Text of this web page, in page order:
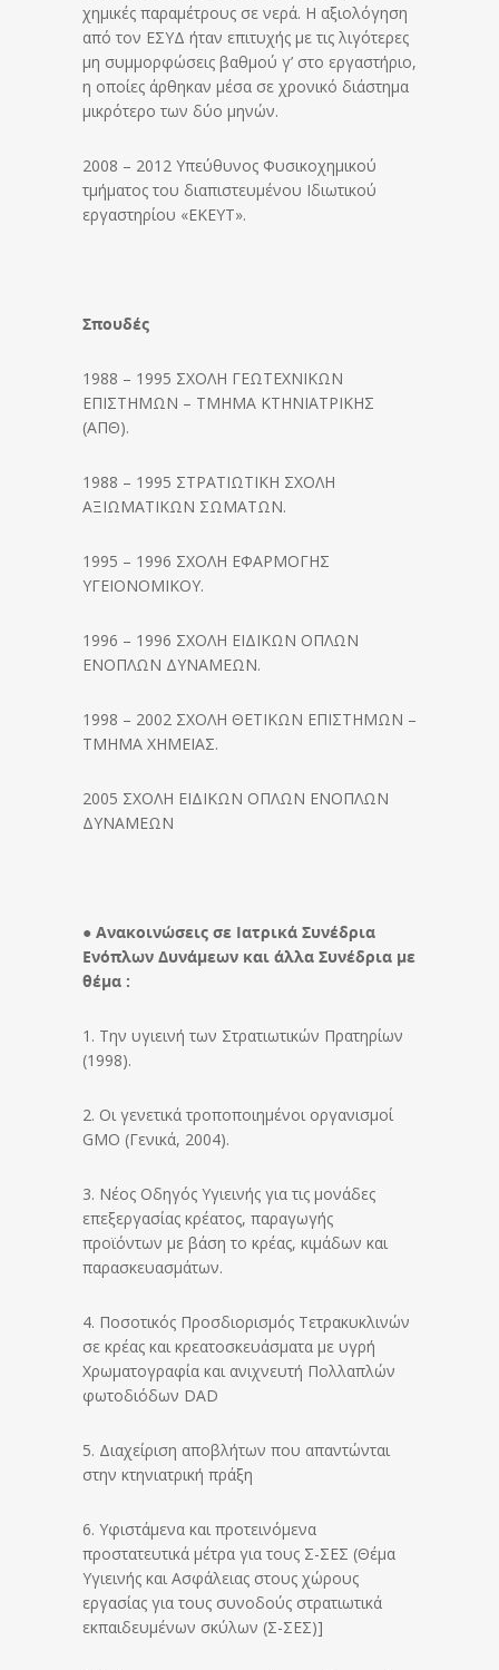
χημικές παραμέτρους σε νερά. Η αξιολόγηση
από τον ΕΣΥΔ ήταν επιτυχής με τις λιγότερες
μη συμμορφώσεις βαθμού γ’ στο εργαστήριο,
η οποίες άρθηκαν μέσα σε χρονικό διάστημα
μικρότερο των δύο μηνών.
2008 – 2012 Υπεύθυνος Φυσικοχημικού
τμήματος του διαπιστευμένου Ιδιωτικού
εργαστηρίου «ΕΚΕΥΤ».
Σπουδές
1988 – 1995 ΣΧΟΛΗ ΓΕΩΤΕΧΝΙΚΩΝ
ΕΠΙΣΤΗΜΩΝ – ΤΜΗΜΑ ΚΤΗΝΙΑΤΡΙΚΗΣ
(ΑΠΘ).
1988 – 1995 ΣΤΡΑΤΙΩΤΙΚΗ ΣΧΟΛΗ
ΑΞΙΩΜΑΤΙΚΩΝ ΣΩΜΑΤΩΝ.
1995 – 1996 ΣΧΟΛΗ ΕΦΑΡΜΟΓΗΣ
ΥΓΕΙΟΝΟΜΙΚΟΥ.
1996 – 1996 ΣΧΟΛΗ ΕΙΔΙΚΩΝ ΟΠΛΩΝ
ΕΝΟΠΛΩΝ ΔΥΝΑΜΕΩΝ.
1998 – 2002 ΣΧΟΛΗ ΘΕΤΙΚΩΝ ΕΠΙΣΤΗΜΩΝ –
ΤΜΗΜΑ ΧΗΜΕΙΑΣ.
2005 ΣΧΟΛΗ ΕΙΔΙΚΩΝ ΟΠΛΩΝ ΕΝΟΠΛΩΝ
ΔΥΝΑΜΕΩΝ
● Ανακοινώσεις σε Ιατρικά Συνέδρια
Ενόπλων Δυνάμεων και άλλα Συνέδρια με
θέμα :
1. Την υγιεινή των Στρατιωτικών Πρατηρίων
(1998).
2. Οι γενετικά τροποποιημένοι οργανισμοί
GMO (Γενικά, 2004).
3. Νέος Οδηγός Υγιεινής για τις μονάδες
επεξεργασίας κρέατος, παραγωγής
προϊόντων με βάση το κρέας, κιμάδων και
παρασκευασμάτων.
4. Ποσοτικός Προσδιορισμός Τετρακυκλινών
σε κρέας και κρεατοσκευάσματα με υγρή
Χρωματογραφία και ανιχνευτή Πολλαπλών
φωτοδιόδων DAD
5. Διαχείριση αποβλήτων που απαντώνται
στην κτηνιατρική πράξη
6. Υφιστάμενα και προτεινόμενα
προστατευτικά μέτρα για τους Σ-ΣΕΣ (Θέμα
Υγιεινής και Ασφάλειας στους χώρους
εργασίας για τους συνοδούς στρατιωτικά
εκπαιδευμένων σκύλων (Σ-ΣΕΣ)]